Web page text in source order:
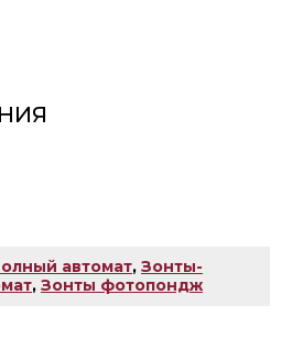
автомат, Зонты-
, Зонты фотопондж